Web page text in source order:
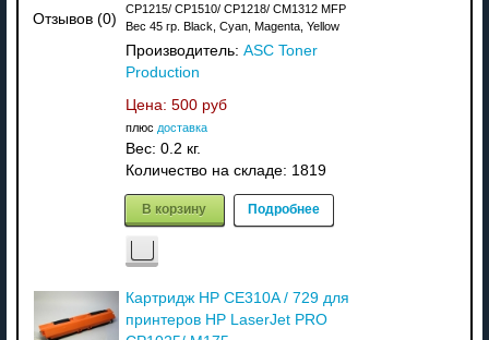
Отзывов (0)
CP1215/ CP1510/ CP1218/ CM1312 MFP
Вес 45 гр. Black, Cyan, Magenta, Yellow
Производитель: ASC Toner
Production
Цена: 500 руб
плюс доставка
Вес: 0.2 кг.
Количество на складе: 1819
В корзину Подробнее
Картридж HP CE310A / 729 для
принтеров HP LaserJet PRO